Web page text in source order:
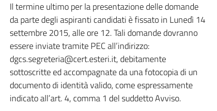
Il termine ultimo per la presentazione delle domande
da parte degli aspiranti candidati è fissato in Lunedì 14
settembre 2015, alle ore 12. Tali domande dovranno
essere inviate tramite PEC all’indirizzo:
dgcs.segreteria@cert.esteri.it, debitamente
sottoscritte ed accompagnate da una fotocopia di un
documento di identità valido, come espressamente
indicato all’art. 4, comma 1 del suddetto Avviso.